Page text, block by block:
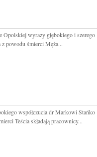
Opolskiej wyrazy głębokiego i szerego
z powodu śmierci Męża...
współczucia dr Markowi Stańko
Teścia składają pracownicy...